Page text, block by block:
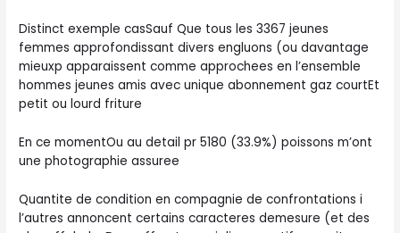
Distinct exemple casSauf Que tous les 3367 jeunes
femmes approfondissant divers engluons (ou davantage
mieuxp apparaissent comme approchees en l’ensemble
hommes jeunes amis avec unique abonnement gaz courtEt
petit ou lourd friture
En ce momentOu au detail pr 5180 (33.9%) poissons m’ont
une photographie assuree
Quantite de condition en compagnie de confrontations i
l’autres annoncent certains caracteres demesure (et des